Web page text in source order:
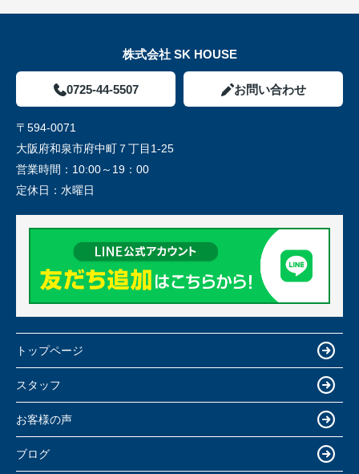
株式会社 SK HOUSE
0725-44-5507 お問い合わせ
〒594-0071
大阪府和泉市府中町７丁目1-25
営業時間： 10:00～19：00
定休日： 水曜日
トップページ
スタッフ
お客様の声
ブログ